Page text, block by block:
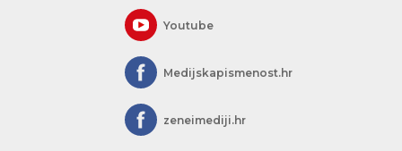
Youtube
Medijskapismenost.hr
zeneimediji.hr